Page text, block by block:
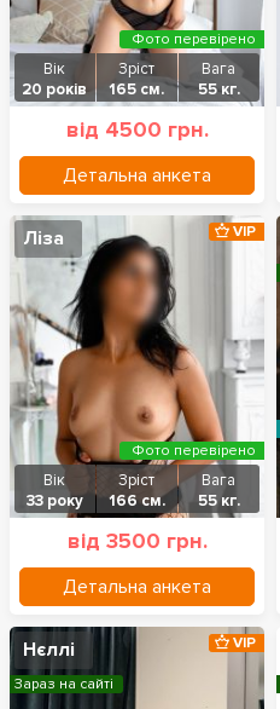
Вік
20 років
Зріст
165 см.
Вага
55 кг.
від 4500 грн.
Детальна анкета
Фото перевірено
Ліза
Вік
33 року
Зріст
166 см.
Вага
55 кг.
від 3500 грн.
Детальна анкета
VIP
Фото перевірено
Нєллі VIP
Зараз на сайті